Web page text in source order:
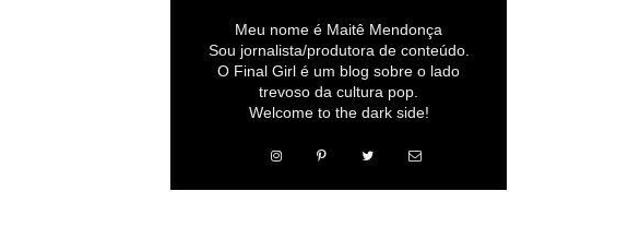
Meu nome é Maitê Mendonça
Sou jornalista/produtora de conteúdo.
O Final Girl é um blog sobre o lado
trevoso da cultura pop.
Welcome to the dark side!